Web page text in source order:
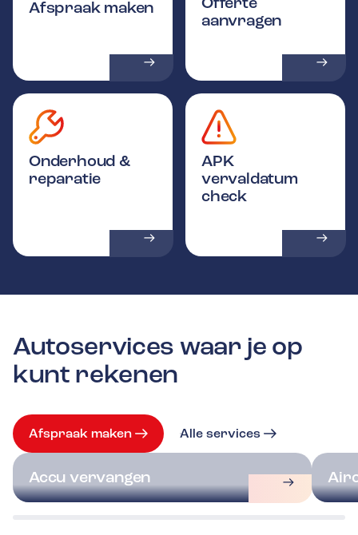
Afspraak maken
aanvragen
Onderhoud &
reparatie
APK
vervaldatum
check
Autoservices waar je op
kunt rekenen
Afspraak maken Alle services
Accu vervangen